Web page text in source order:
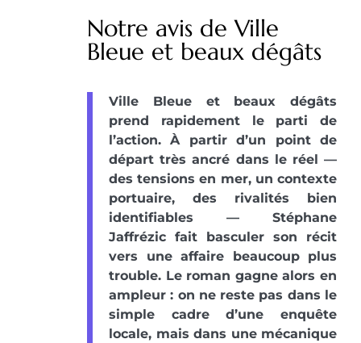
Notre avis de Ville
Bleue et beaux dégâts
Ville Bleue et beaux dégâts
prend rapidement le parti de
l’action. À partir d’un point de
départ très ancré dans le réel —
des tensions en mer, un contexte
portuaire, des rivalités bien
identifiables — Stéphane
Jaffrézic fait basculer son récit
vers une affaire beaucoup plus
trouble. Le roman gagne alors en
ampleur : on ne reste pas dans le
simple cadre d’une enquête
locale, mais dans une mécanique